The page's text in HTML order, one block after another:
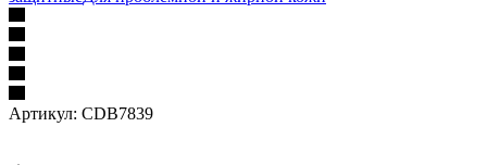
Артикул: CDB7839